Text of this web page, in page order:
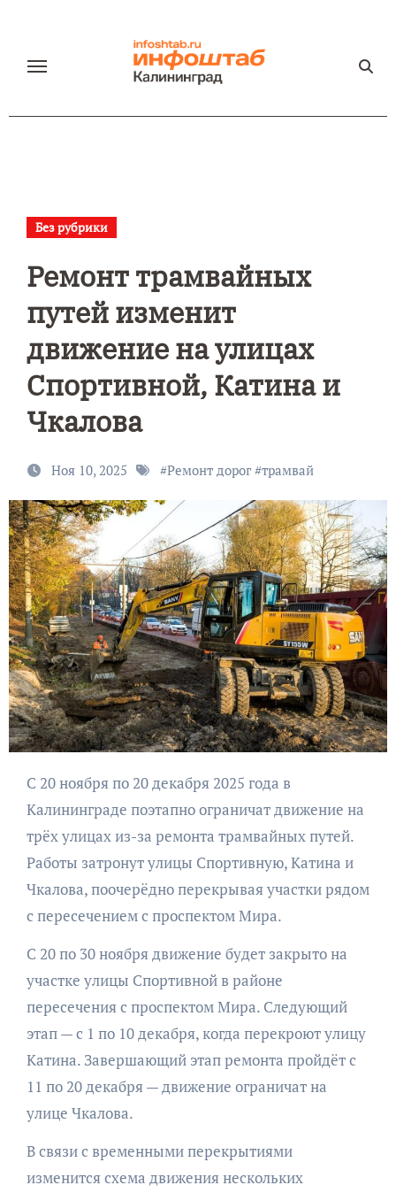
содержанию
Без рубрики
Ремонт трамвайных
путей изменит
движение на улицах
Спортивной, Катина и
Чкалова
Ноя 10, 2025 #Ремонт дорог#трамвай
С 20 ноября по 20 декабря 2025 года в
Калининграде поэтапно ограничат движение на
трёх улицах из-за ремонта трамвайных путей.
Работы затронут улицы Спортивную, Катина и
Чкалова, поочерёдно перекрывая участки рядом
с пересечением с проспектом Мира.
С 20 по 30 ноября движение будет закрыто на
участке улицы Спортивной в районе
пересечения с проспектом Мира. Следующий
этап — с 1 по 10 декабря, когда перекроют улицу
Катина. Завершающий этап ремонта пройдёт с
11 по 20 декабря — движение ограничат на
улице Чкалова.
В связи с временными перекрытиями
изменится схема движения нескольких